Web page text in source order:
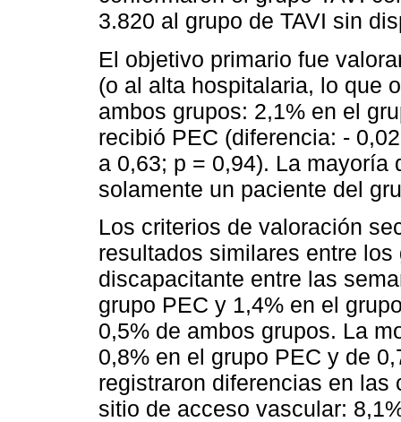
3.820 al grupo de TAVI sin
El objetivo primario fue
(o al alta hospitalaria, lo que
ambos grupos: 2,1% en el
recibió PEC (diferencia: -
a 0,63; p = 0,94). La
solamente un paciente del
Los criterios de valoración
resultados similares entre
discapacitante entre las
grupo PEC y 1,4% en el
0,5% de ambos grupos. La
0,8% en el grupo PEC y de
registraron diferencias en
sitio de acceso vascular: